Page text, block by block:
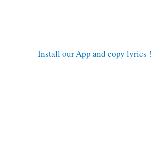
Install our App and copy lyrics !